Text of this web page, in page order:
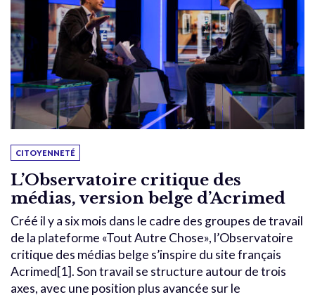
CITOYENNETÉ
L’Observatoire critique des
médias, version belge d’Acrimed
Créé il y a six mois dans le cadre des groupes de travail
de la plateforme «Tout Autre Chose», l’Observatoire
critique des médias belge s’inspire du site français
Acrimed[1]. Son travail se structure autour de trois
axes, avec une position plus avancée sur le